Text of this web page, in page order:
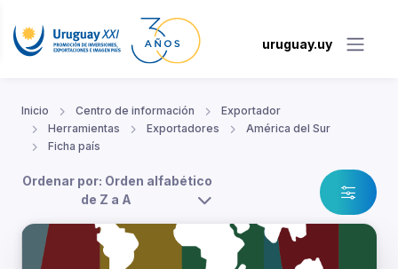
uruguay.uy
Inicio Centro de información
Exportador
Herramientas
Exportadores
América del Sur
Ficha país
Ordenar por: Orden alfabético
de Z a A